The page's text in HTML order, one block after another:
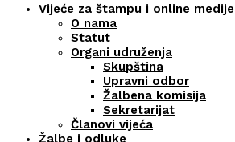
Vijeće za štampu i online medije
O nama
Statut
Organi udruženja
Skupština
Upravni odbor
Žalbena komisija
Sekretarijat
Članovi vijeća
Žalbe i odluke